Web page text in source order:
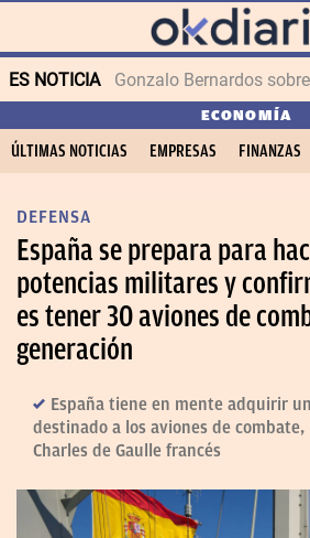
ES NOTICIA Gonzalo Bernardos
ECONOMÍA
ÚLTIMAS NOTICIAS EMPRESAS FINANZAS
DEFENSA
España se prepara para
potencias militares y
es tener 30 aviones de
generación
España tiene en mente adquirir
destinado a los aviones de combate,
Charles de Gaulle francés